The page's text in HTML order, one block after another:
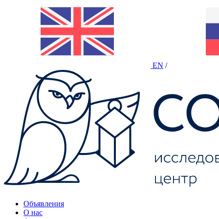
EN /
Объявления
О нас